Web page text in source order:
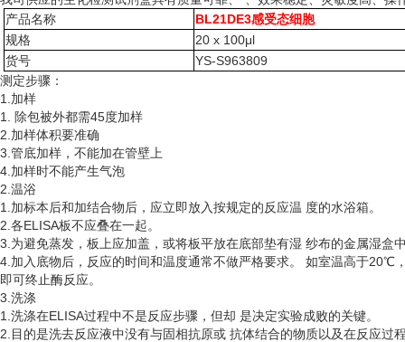
产品名称
BL21DE3感受态细胞
规格
20 x 100μl
货号
YS-S963809
测定步骤：
1.加样
1. 除包被外都需45度加样
2.加样体积要准确
3.管底加样，不能加在管壁上
4.加样时不能产生气泡
2.温浴
1.加标本后和加结合物后，应立即放入按规定的反应温 度的水浴箱。
2.各ELISA板不应叠在一起。
3.为避免蒸发，板上应加盖，或将板平放在底部垫有湿 纱布的金属湿盒
4.加入底物后，反应的时间和温度通常不做严格要求。 如室温高于20℃
即可终止酶反应。
3.洗涤
1.洗涤在ELISA过程中不是反应步骤，但却 是决定实验成败的关键。
2.目的是洗去反应液中没有与固相抗原或 抗体结合的物质以及在反应过